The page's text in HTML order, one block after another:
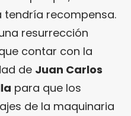
recompensa.
resurrección
contar con la
de Juan Carlos
para que los
de la maquinaria